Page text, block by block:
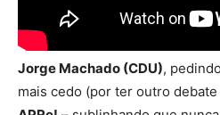
Jorge Machado (CDU),
mais cedo (por ter outro debate